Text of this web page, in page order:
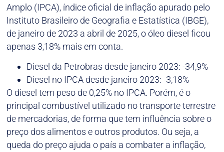
Amplo (IPCA), índice oficial de inflação apurado pelo
Instituto Brasileiro de Geografia e Estatística (IBGE),
de janeiro de 2023 a abril de 2025, o óleo diesel ficou
apenas 3,18% mais em conta.
Diesel da Petrobras desde janeiro 2023: -34,9%
Diesel no IPCA desde janeiro 2023: -3,18%
O diesel tem peso de 0,25% no IPCA. Porém, é o
principal combustível utilizado no transporte terrestre
de mercadorias, de forma que tem influência sobre o
preço dos alimentos e outros produtos. Ou seja, a
queda do preço ajuda o país a combater a inflação,